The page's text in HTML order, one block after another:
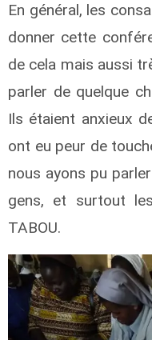
En général, les
donner cette
de cela mais aussi
parler de quelque
Ils étaient anxieux
ont eu peur de
nous ayons pu
gens, et surtout
TABOU.